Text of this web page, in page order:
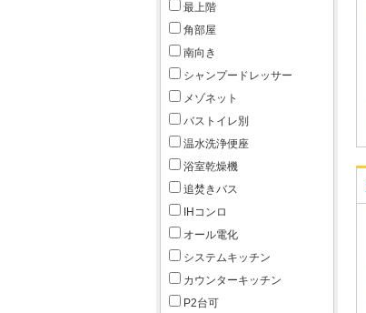
最上階
角部屋
南向き
シャンプードレッサー
メゾネット
バストイレ別
温水洗浄便座
浴室乾燥機
追焚きバス
IHコンロ
オール電化
システムキッチン
カウンターキッチン
P2台可